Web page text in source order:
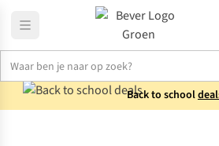
Back to school